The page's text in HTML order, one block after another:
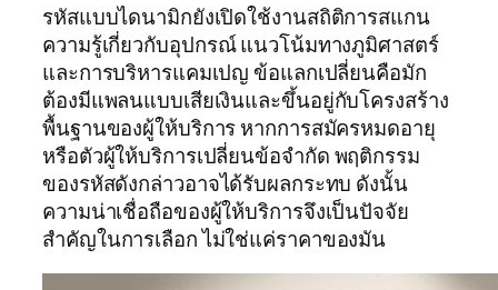
รหัสแบบไดนามิกยังเปิดใช้งานสถิติการสแกน
ความรู้เกี่ยวกับอุปกรณ์ แนวโน้มทางภูมิศาสตร์
และการบริหารแคมเปญ ข้อแลกเปลี่ยนคือมัก
ต้องมีแพลนแบบเสียเงินและขึ้นอยู่กับโครงสร้าง
พื้นฐานของผู้ให้บริการ หากการสมัครหมดอายุ
หรือตัวผู้ให้บริการเปลี่ยนข้อจำกัด พฤติกรรม
ของรหัสดังกล่าวอาจได้รับผลกระทบ ดังนั้น
ความน่าเชื่อถือของผู้ให้บริการจึงเป็นปัจจัย
สำคัญในการเลือก ไม่ใช่แค่ราคาของมัน